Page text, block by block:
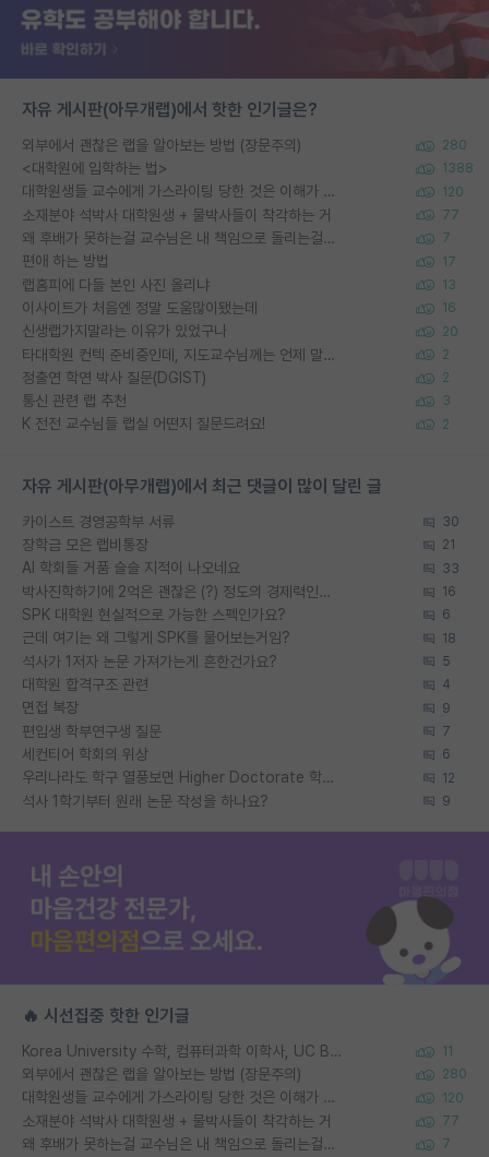
자유 게시판(아무개랩)에서 핫한 인기글은?
외부에서 괜찮은 랩을 알아보는 방법 (장문주의) 280
<대학원에 입학하는 법> 1388
대학원생들 교수에게 가스라이팅 당한 것은 이해가 갑니다. 안타깝네요. 120
소재분야 석박사 대학원생 + 물박사들이 착각하는 거 77
왜 후배가 못하는걸 교수님은 내 책임으로 돌리는걸까요? 7
편애 하는 방법 17
랩홈피에 다들 본인 사진 올리냐 13
이사이트가 처음엔 정말 도움많이됐는데 16
신생랩가지말라는 이유가 있었구나 20
타대학원 컨텍 준비중인데, 지도교수님께는 언제 말씀드려야 할까요? 2
정출연 학연 박사 질문(DGIST) 2
통신 관련 랩 추천 3
K 전전 교수님들 랩실 어떤지 질문드려요! 2
자유 게시판(아무개랩)에서 최근 댓글이 많이 달린 글
카이스트 경영공학부 서류 30
장학금 모은 랩비통장 21
AI 학회들 거품 슬슬 지적이 나오네요 33
박사진학하기에 2억은 괜찮은 (?) 정도의 경제력인가요 16
SPK 대학원 현실적으로 가능한 스펙인가요? 6
근데 여기는 왜 그렇게 SPK를 물어보는거임? 18
석사가 1저자 논문 가져가는게 흔한건가요? 5
대학원 합격구조 관련 4
면접 복장 9
편입생 학부연구생 질문 7
세컨티어 학회의 위상 6
우리나라도 학구 열풍보면 Higher Doctorate 학위가 필요하다고 봅니다. 12
석사 1학기부터 원래 논문 작성을 하나요? 9
🔥 시선집중 핫한 인기글
Korea University 수학, 컴퓨터과학 이학사, UC Berkeley 산업공학 대학원 공학박사가 되는 것은 쉽지 않겠죠? 11
외부에서 괜찮은 랩을 알아보는 방법 (장문주의) 280
대학원생들 교수에게 가스라이팅 당한 것은 이해가 갑니다. 안타깝네요. 120
소재분야 석박사 대학원생 + 물박사들이 착각하는 거 77
왜 후배가 못하는걸 교수님은 내 책임으로 돌리는걸까요? 7